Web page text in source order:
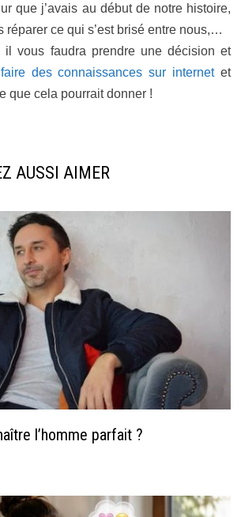
que j’avais au début de notre histoire,
réparer ce qui s’est brisé entre nous,…
il vous faudra prendre une décision et
faire des connaissances sur internetet
que cela pourrait donner !
AUSSI AIMER
l’homme parfait ?